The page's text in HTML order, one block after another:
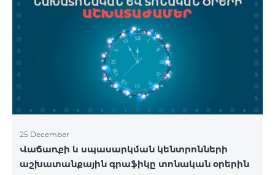
25 December
Վաճառքի և սպասարկման կենտրոնների
աշխատանքային գրաֆիկը տոնական օրերին